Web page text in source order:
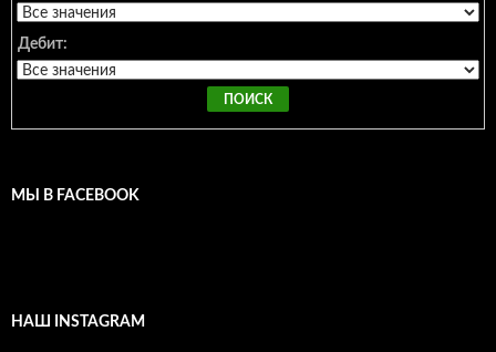
Дебит:
МЫ В FACEBOOK
НАШ INSTAGRAM